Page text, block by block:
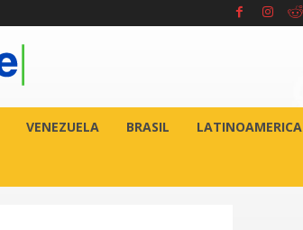
VENEZUELA BRASIL LATINOAMERICA